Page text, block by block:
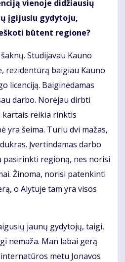
vienoje didžiausių
įgijusiu gydytoju,
būtent regione?
Studijavau Kauno
rezidentūrą baigiau Kauno
licenciją. Baiginėdamas
darbo. Norėjau dirbti
kartais reikia rinktis
yra šeima. Turiu dvi mažas,
Įvertindamas darbo
pasirinkti regioną, nes norisi
Žinoma, norisi patenkinti
o Alytuje tam yra visos
jaunų gydytojų, taigi,
nemaža. Man labai gerą
metu Jonavos